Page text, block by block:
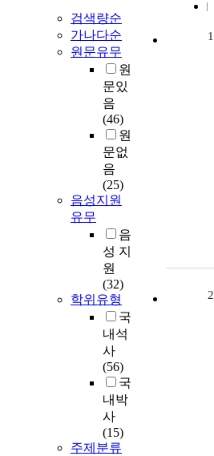
검색량순
가나다순
원문유무
원
문있
음
(46)
원
문없
음
(25)
음성지원
유무
음
성 지
원
(32)
학위유형
국
내석
사
(56)
국
내박
사
(15)
주제분류
1
2